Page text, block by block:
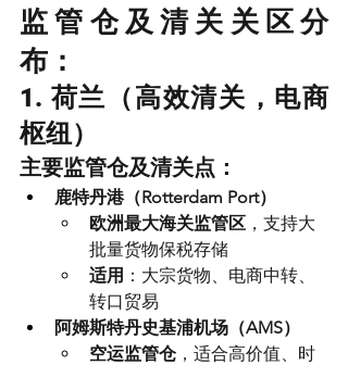
监管仓及清关关区分
布：
1. 荷兰（高效清关，电商
枢纽）
主要监管仓及清关点：
鹿特丹港（Rotterdam Port）
欧洲最大海关监管区 ，支持大
批量货物保税存储
适用 ：大宗货物、电商中转、
转口贸易
阿姆斯特丹史基浦机场（AMS）
空运监管仓 ，适合高价值、时